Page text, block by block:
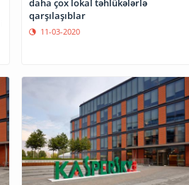
daha çox lokal təhlükələrlə
qarşılaşıblar
11-03-2020